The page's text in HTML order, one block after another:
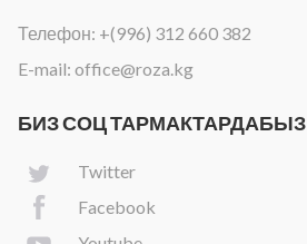
Телефон: +(996) 312 660 382
E-mail: office@roza.kg
БИЗ СОЦ ТАРМАКТАРДАБЫЗ
Twitter
Facebook